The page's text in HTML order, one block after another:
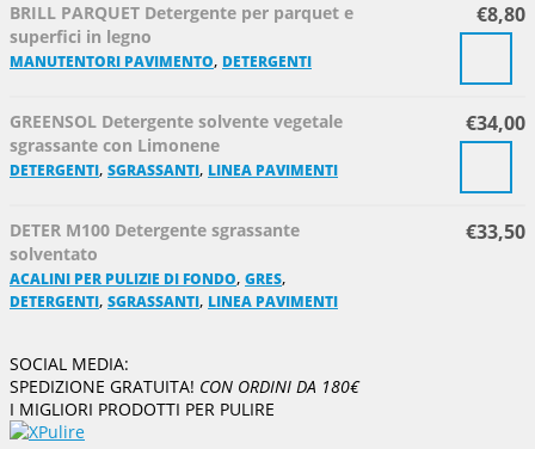
€8,80
BRILL PARQUET Detergente per parquet e
superfici in legno
MANUTENTORI PAVIMENTO, DETERGENTI
€34,00
GREENSOL Detergente solvente vegetale
sgrassante con Limonene
DETERGENTI, SGRASSANTI, LINEA PAVIMENTI
€33,50
DETER M100 Detergente sgrassante
solventato
ACALINI PER PULIZIE DI FONDO, GRES,
DETERGENTI, SGRASSANTI, LINEA PAVIMENTI
SOCIAL MEDIA:
SPEDIZIONE GRATUITA! CON ORDINI DA 180€
I MIGLIORI PRODOTTI PER PULIRE